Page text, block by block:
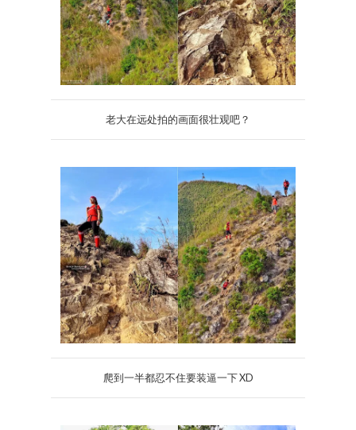
老大在远处拍的画面很壮观吧？
爬到一半都忍不住要装逼一下 XD